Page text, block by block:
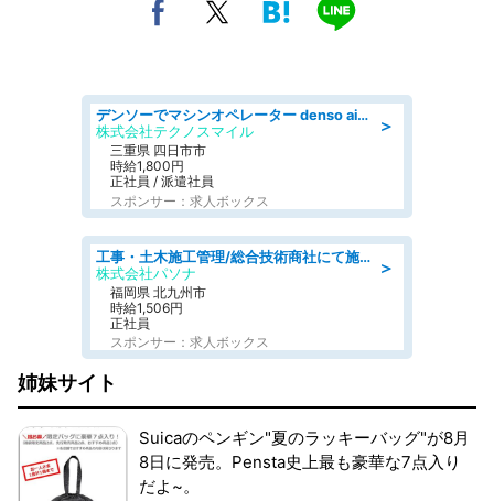
＞
デンソーでマシンオペレーター denso aichi
株式会社テクノスマイル
三重県 四日市市
時給1,800円
正社員 / 派遣社員
スポンサー：求人ボックス
＞
工事・土木施工管理/総合技術商社にて施工管理のお仕事/即日勤務可/車通勤可/工事・土木施工管理/生産・品質管理
株式会社パソナ
福岡県 北九州市
時給1,506円
正社員
スポンサー：求人ボックス
姉妹サイト
Suicaのペンギン"夏のラッキーバッグ"が8月
8日に発売。Pensta史上最も豪華な7点入り
だよ~。